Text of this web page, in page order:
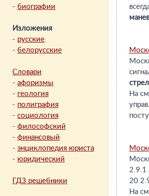
- биографии
Изложения
- русские
- белорусские
Словари
- афоризмы
- геология
- полиграфия
- социология
- философский
- финансовый
- энциклопедия юриста
- юридический
ГДЗ решебники
На
2.9.1
20
На